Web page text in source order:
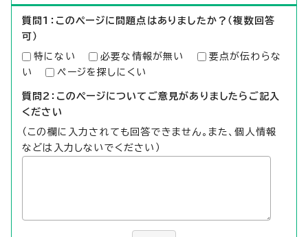
質問1：このページに問題点はありましたか？（複数回答
可）
特にない 必要な情報が無い
要点が伝わらな
い
ページを探しにくい
質問2：このページについてご意見がありましたらご記入
ください
（この欄に入力されても回答できません。また、個人情報
などは入力しないでください）